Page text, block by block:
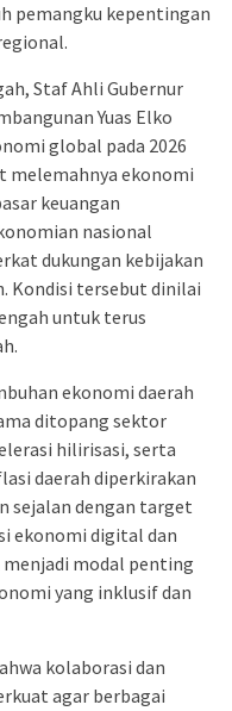
pemangku kepentingan
Staf Ahli Gubernur
Yuas Elko
global pada 2026
melemahnya ekonomi
keuangan
nasional
dukungan kebijakan
Kondisi tersebut dinilai
untuk terus
ekonomi daerah
ditopang sektor
hilirisasi, serta
daerah diperkirakan
sejalan dengan target
ekonomi digital dan
modal penting
yang inklusif dan
kolaborasi dan
agar berbagai